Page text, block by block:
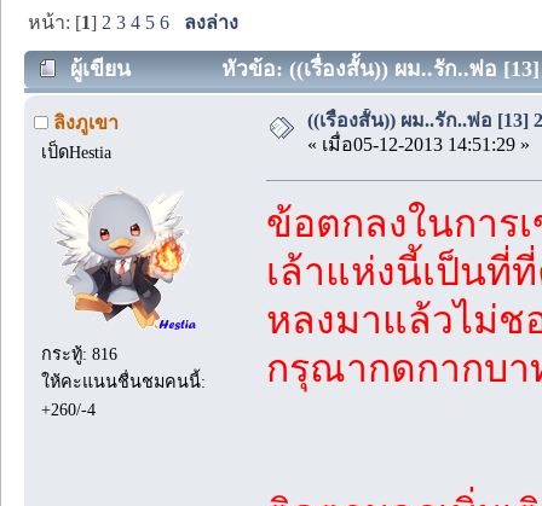
หน้า: [1] 2 3 4 5 6 ลงล่าง
ผู้เขียน หัวข้อ: ((เรื่องสั้น)) ผม..รัก..พ่อ
ลิงภูเขา
เป็ดHestia
กระทู้: 816
ให้คะแนนชื่นชมคนนี้:
+260/-4
((เรื่องสั้น)) ผม..รัก..พ่อ [13]
« เมื่อ05-12-2013 14:51:29 »
ข้อตกลงในการ
เล้าแห่งนี้เป็นที่
หลงมาแล้วไม่ช
กรุณากดกากบ